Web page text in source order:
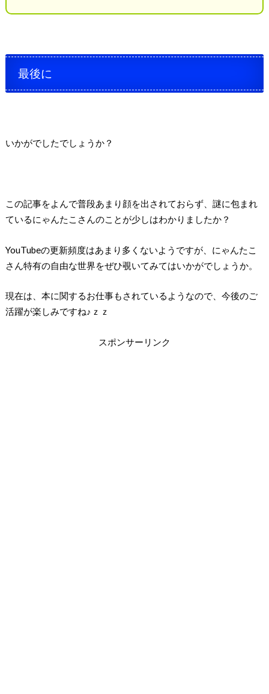
最後に
いかがでしたでしょうか？
この記事をよんで普段あまり顔を出されておらず、謎に包まれ
ているにゃんたこさんのことが少しはわかりましたか？
YouTubeの更新頻度はあまり多くないようですが、にゃんたこ
さん特有の自由な世界をぜひ覗いてみてはいかがでしょうか。
現在は、本に関するお仕事もされているようなので、今後のご
活躍が楽しみですね♪ｚｚ
スポンサーリンク